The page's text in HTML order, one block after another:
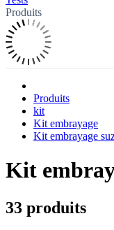
Produits
Produits
kit
Kit embrayage
Kit embrayage
Kit
33 produits